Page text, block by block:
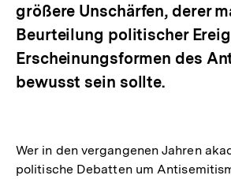
größere Unschärfen, derer
Beurteilung politischer
Erscheinungsformen des
bewusst sein sollte.
Wer in den vergangenen Jahren
politische Debatten um